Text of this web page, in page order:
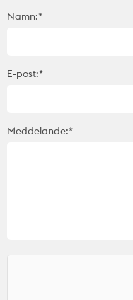
Namn:*
E-post:*
Meddelande:*